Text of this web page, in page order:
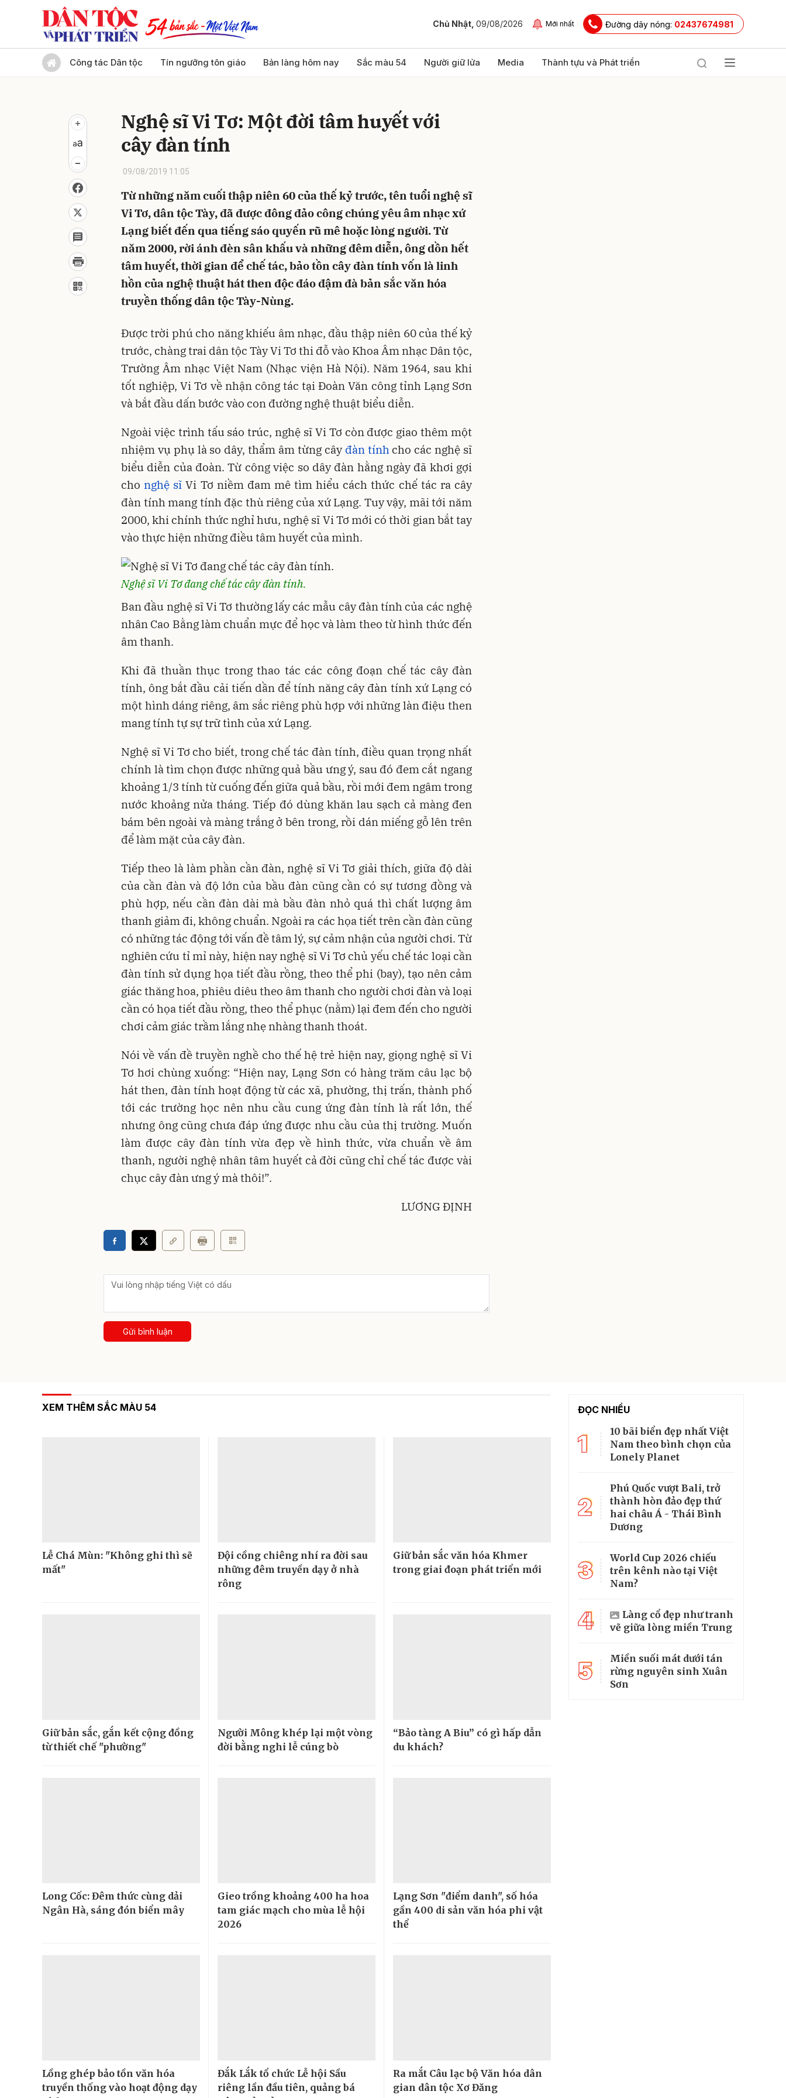
Chủ Nhật, 09/08/2026 Mới nhất Đường dây nóng: 02437674981
Công tác Dân tộc Tín ngưỡng tôn giáo Bản làng hôm nay Sắc màu 54 Người giữ lửa Media Thành tựu và Phát triển
Nghệ sĩ Vi Tơ: Một đời tâm huyết với
cây đàn tính
09/08/2019 11:05
Từ những năm cuối thập niên 60 của thế kỷ trước, tên tuổi nghệ sĩ
Vi Tơ, dân tộc Tày, đã được đông đảo công chúng yêu âm nhạc xứ
Lạng biết đến qua tiếng sáo quyến rũ mê hoặc lòng người. Từ
năm 2000, rời ánh đèn sân khấu và những đêm diễn, ông dồn hết
tâm huyết, thời gian để chế tác, bảo tồn cây đàn tính vốn là linh
hồn của nghệ thuật hát then độc đáo đậm đà bản sắc văn hóa
truyền thống dân tộc Tày-Nùng.
Được trời phú cho năng khiếu âm nhạc, đầu thập niên 60 của thế kỷ
trước, chàng trai dân tộc Tày Vi Tơ thi đỗ vào Khoa Âm nhạc Dân tộc,
Trường Âm nhạc Việt Nam (Nhạc viện Hà Nội). Năm 1964, sau khi
tốt nghiệp, Vi Tơ về nhận công tác tại Đoàn Văn công tỉnh Lạng Sơn
và bắt đầu dấn bước vào con đường nghệ thuật biểu diễn.
Ngoài việc trình tấu sáo trúc, nghệ sĩ Vi Tơ còn được giao thêm một
nhiệm vụ phụ là so dây, thẩm âm từng cây đàn tính cho các nghệ sĩ
biểu diễn của đoàn. Từ công việc so dây đàn hằng ngày đã khơi gợi
cho nghệ sĩ Vi Tơ niềm đam mê tìm hiểu cách thức chế tác ra cây
đàn tính mang tính đặc thù riêng của xứ Lạng. Tuy vậy, mãi tới năm
2000, khi chính thức nghỉ hưu, nghệ sĩ Vi Tơ mới có thời gian bắt tay
vào thực hiện những điều tâm huyết của mình.
Nghệ sĩ Vi Tơ đang chế tác cây đàn tính.
Ban đầu nghệ sĩ Vi Tơ thường lấy các mẫu cây đàn tính của các nghệ
nhân Cao Bằng làm chuẩn mực để học và làm theo từ hình thức đến
âm thanh.
Khi đã thuần thục trong thao tác các công đoạn chế tác cây đàn
tính, ông bắt đầu cải tiến dần để tính năng cây đàn tính xứ Lạng có
một hình dáng riêng, âm sắc riêng phù hợp với những làn điệu then
mang tính tự sự trữ tình của xứ Lạng.
Nghệ sĩ Vi Tơ cho biết, trong chế tác đàn tính, điều quan trọng nhất
chính là tìm chọn được những quả bầu ưng ý, sau đó đem cắt ngang
khoảng 1/3 tính từ cuống đến giữa quả bầu, rồi mới đem ngâm trong
nước khoảng nửa tháng. Tiếp đó dùng khăn lau sạch cả màng đen
bám bên ngoài và màng trắng ở bên trong, rồi dán miếng gỗ lên trên
để làm mặt của cây đàn.
Tiếp theo là làm phần cần đàn, nghệ sĩ Vi Tơ giải thích, giữa độ dài
của cần đàn và độ lớn của bầu đàn cũng cần có sự tương đồng và
phù hợp, nếu cần đàn dài mà bầu đàn nhỏ quá thì chất lượng âm
thanh giảm đi, không chuẩn. Ngoài ra các họa tiết trên cần đàn cũng
có những tác động tới vấn đề tâm lý, sự cảm nhận của người chơi. Từ
nghiên cứu tỉ mỉ này, hiện nay nghệ sĩ Vi Tơ chủ yếu chế tác loại cần
đàn tính sử dụng họa tiết đầu rồng, theo thể phi (bay), tạo nên cảm
giác thăng hoa, phiêu diêu theo âm thanh cho người chơi đàn và loại
cần có họa tiết đầu rồng, theo thể phục (nằm) lại đem đến cho người
chơi cảm giác trầm lắng nhẹ nhàng thanh thoát.
Nói về vấn đề truyền nghề cho thế hệ trẻ hiện nay, giọng nghệ sĩ Vi
Tơ hơi chùng xuống: “Hiện nay, Lạng Sơn có hàng trăm câu lạc bộ
hát then, đàn tính hoạt động từ các xã, phường, thị trấn, thành phố
tới các trường học nên nhu cầu cung ứng đàn tính là rất lớn, thế
nhưng ông cũng chưa đáp ứng được nhu cầu của thị trường. Muốn
làm được cây đàn tính vừa đẹp về hình thức, vừa chuẩn về âm
thanh, người nghệ nhân tâm huyết cả đời cũng chỉ chế tác được vài
chục cây đàn ưng ý mà thôi!”.
LƯƠNG ĐỊNH
Gửi bình luận
XEM THÊM SẮC MÀU 54
Lễ Chá Mùn: "Không ghi thì sẽ
mất"
Đội cồng chiêng nhí ra đời sau
những đêm truyền dạy ở nhà
rông
Giữ bản sắc văn hóa Khmer
trong giai đoạn phát triển mới
Giữ bản sắc, gắn kết cộng đồng
từ thiết chế "phường"
Người Mông khép lại một vòng
đời bằng nghi lễ cúng bò
“Bảo tàng A Biu” có gì hấp dẫn
du khách?
Long Cốc: Đêm thức cùng dải
Ngân Hà, sáng đón biển mây
Gieo trồng khoảng 400 ha hoa
tam giác mạch cho mùa lễ hội
2026
Lạng Sơn "điểm danh", số hóa
gần 400 di sản văn hóa phi vật
thể
Lồng ghép bảo tồn văn hóa
truyền thống vào hoạt động dạy
Đắk Lắk tổ chức Lễ hội Sầu
riêng lần đầu tiên, quảng bá
Ra mắt Câu lạc bộ Văn hóa dân
gian dân tộc Xơ Đăng
ĐỌC NHIỀU
1
10 bãi biển đẹp nhất Việt
Nam theo bình chọn của
Lonely Planet
2
Phú Quốc vượt Bali, trở
thành hòn đảo đẹp thứ
hai châu Á - Thái Bình
Dương
3
World Cup 2026 chiếu
trên kênh nào tại Việt
Nam?
4
Làng cổ đẹp như tranh
vẽ giữa lòng miền Trung
5
Miền suối mát dưới tán
rừng nguyên sinh Xuân
Sơn
Gửi bình luận
Hủy